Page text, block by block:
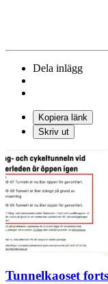
Dela inlägg
Kopiera länk
Skriv ut
Tunnelkaoset